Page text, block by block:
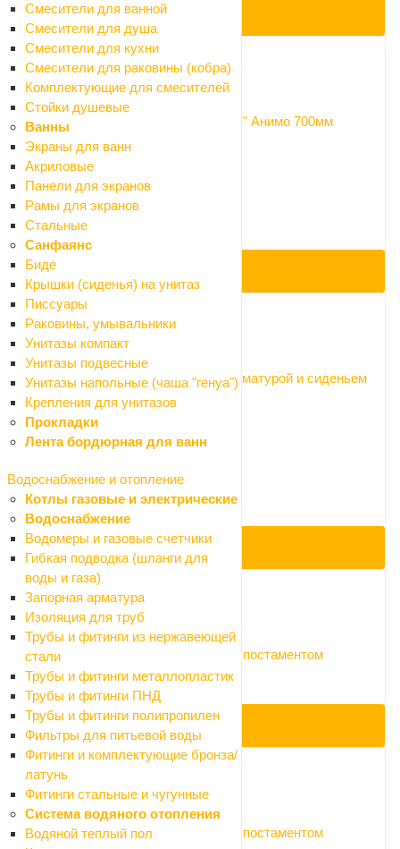
Смесители для ванной
Смесители для душа
Смесители для кухни
Смесители для раковины (кобра)
Комплектующие для смесителей
Стойки душевые
Ванны
Экраны для ванн
Акриловые
Панели для экранов
Рамы для экранов
Стальные
Санфаянс
Биде
Крышки (сиденья) на унитаз
Писсуары
Раковины, умывальники
Унитазы компакт
Унитазы подвесные
Унитазы напольные (чаша "генуа")
Крепления для унитазов
Прокладки
Лента бордюрная для ванн
Водоснабжение и отопление
Котлы газовые и электрические
Водоснабжение
Водомеры и газовые счетчики
Гибкая подводка (шланги для
воды и газа)
Запорная арматура
Изоляция для труб
Трубы и фитинги из нержавеющей
стали
Трубы и фитинги металлопластик
Трубы и фитинги ПНД
Трубы и фитинги полипропилен
Фильтры для питьевой воды
Фитинги и комплектующие бронза/
латунь
Фитинги стальные и чугунные
Система водяного отопления
Водяной теплый пол
ПОД ЗАКАЗ
Код: 047214
Постамент для умывальника "Santek" Анимо 700мм
Нет в наличии
Арт.: 1.WH11.0.587
1 485 ₽
1 650 ₽
-10%
Экономия 165 ₽
Код: 047215
Унитаз с бачком Santek Аллегро с арматурой и сиденьем
Дюропласт (микролифт)
Нет в наличии
Арт.: 1.WH30.1.954
7 777 ₽
-10%
Экономия 777.7 ₽
Код: 080088
Умывальник Santek Аллегро 60х47 с постаментом
Нет в наличии
Арт.: 1.WH30.1.953
ПОД ЗАКАЗ
Код: 080089
Умывальник Santek Аллегро 55х46 с постаментом